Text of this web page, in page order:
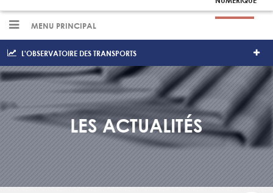
MENU PRINCIPAL
L'OBSERVATOIRE DES TRANSPORTS
LES ACTUALITÉS